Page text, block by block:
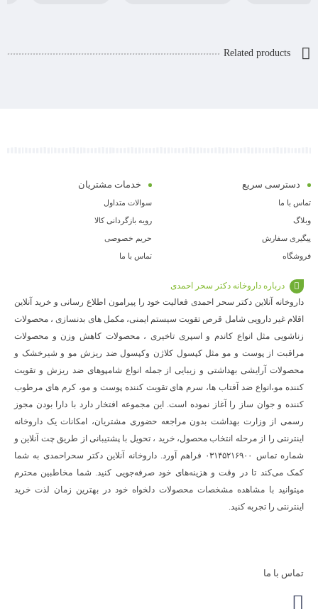
Related products
دسترسی سریع
تماس با ما
وبلاگ
پیگیری سفارش
فروشگاه
خدمات مشتریان
سوالات متداول
رویه بازگردانی کالا
حریم خصوصی
تماس با ما
درباره داروخانه دکتر سحر احمدی
داروخانه آنلاین دکتر سحر احمدی فعالیت خود را پیرامون اطلاع رسانی و خرید آنلاین
اقلام غیر دارویی شامل قرص تقویت سیستم ایمنی، مکمل های بدنسازی ، محصولات
زناشویی مثل انواع کاندم و اسپری تاخیری ، محصولات کاهش وزن و محصولات
مراقبت از پوست و مو مثل کپسول کلاژن وکپسول ضد ریزش مو و شیرخشک و
محصولات آرایشی بهداشتی و زیبایی از جمله انواع شامپوهای ضد ریزش و تقویت
کننده مو،انواع ضد آفتاب ها، سرم های تقویت کننده پوست و مو، کرم های مرطوب
کننده و جوان ساز را آغاز نموده است. این مجموعه افتخار دارد با دارا بودن مجوز
رسمی از وزارت بهداشت بدون مراجعه حضوری مشتریان، امکانات یک داروخانه
اینترنتی را از مرحله انتخاب محصول، خرید ، تحویل با پشتیبانی از طریق چت آنلاین و
شماره تماس ۰۳۱۴۵۲۱۶۹۰۰ فراهم آورد. داروخانه آنلاین دکتر سحراحمدی به شما
کمک می‌کند تا در وقت و هزینه‌های خود صرفه‌جویی کنید. شما مخاطبین محترم
میتوانید با مشاهده مشخصات محصولات دلخواه خود در بهترین زمان لذت خرید
اینترنتی را تجربه کنید.
تماس با ما